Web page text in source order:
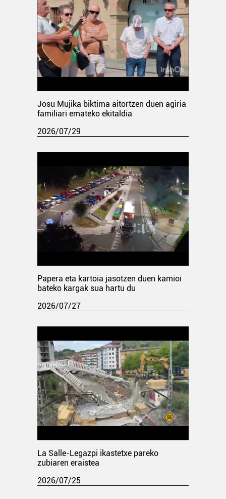
Josu Mujika biktima aitortzen duen agiria
familiari emateko ekitaldia
2026/07/29
Papera eta kartoia jasotzen duen kamioi
bateko kargak sua hartu du
2026/07/27
La Salle-Legazpi ikastetxe pareko
zubiaren eraistea
2026/07/25